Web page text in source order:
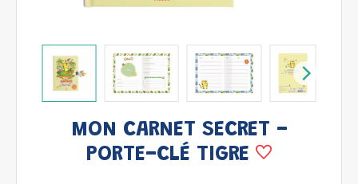
MON CARNET SECRET -
PORTE-CLÉ TIGRE